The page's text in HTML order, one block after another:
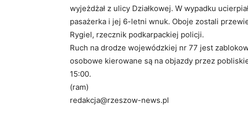
wyjeżdżał z ulicy Działkowej. W wypadku
pasażerka i jej 6-letni wnuk. Oboje zostali
Rygiel, rzecznik podkarpackiej policji.
Ruch na drodze wojewódzkiej nr 77 jest
osobowe kierowane są na objazdy przez
15:00.
(ram)
redakcja@rzeszow-news.pl